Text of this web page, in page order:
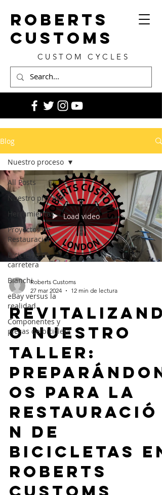
ROBERTS
CUSTOMS
CUSTOM CYCLES
Blog
All Posts
Nuestro proceso
Herramientas
Proyectos de
Restauración
Bicicletas de
carretera
Bianchi
eBay versus la
realidad
Componentes y
piezas de bicicleta
Nuestro proceso
Load video
Roberts Customs
27 mar 2024
12 min de lectura
Revitalizand
o nuestro
taller:
preparándon
os para la
restauració
n de
bicicletas en
Roberts